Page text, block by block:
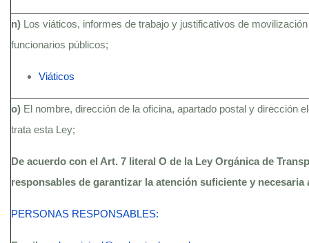
n) Los viáticos, informes de trabajo y justificativos de
funcionarios públicos;
Viáticos
o) El nombre, dirección de la oficina, apartado postal y dirección
trata esta Ley;
De acuerdo con el Art. 7 literal O de la Ley Orgánica de
responsables de garantizar la atención suficiente y
PERSONAS RESPONSABLES: